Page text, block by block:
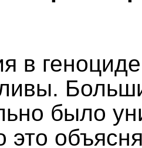
в
было